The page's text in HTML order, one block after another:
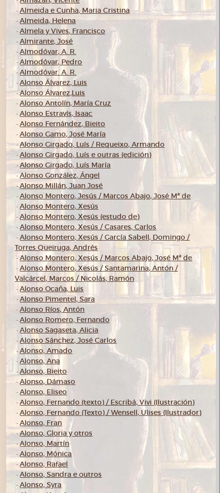
-Almeida e Cunha, Maria Cristina
-Almeida, Helena
-Almela y Vives, Francisco
-Almirante, José
-Almodóvar, A. R.
-Almodóvar, Pedro
-Almodóvar. A. R.
-Alonso Álvarez, Luis
-Alonso Álvarez,Luis
-Alonso Antolín, María Cruz
-Alonso Estravís, Isaac
-Alonso Fernández, Bieito
-Alonso Gamo, José María
-Alonso Girgado, Luís / Requeixo, Armando
-Alonso Girgado, Luís e outras (edición)
-Alonso Girgado, Luís María
-Alonso González, Ángel
-Alonso Millán, Juan José
-Alonso Montero, Jesús / Marcos Abajo, José Mª de
-Alonso Montero, Xesús
-Alonso Montero, Xesús (estudo de)
-Alonso Montero, Xesús / Casares, Carlos
-Alonso Montero, Xesús / García Sabell, Domingo /
Torres Queiruga, Andrés
-Alonso Montero, Xesús / Marcos Abajo, José Mª de
-Alonso Montero, Xesús / Santamarina, Antón /
Valcárcel, Marcos / Nicolás, Ramón
-Alonso Ocaña, Luis
-Alonso Pimentel, Sara
-Alonso Ríos, Antón
-Alonso Romero, Fernando
-Alonso Sagaseta, Alicia
-Alonso Sánchez, José Carlos
-Alonso, Amado
-Alonso, Ana
-Alonso, Bieito
-Alonso, Dámaso
-Alonso, Eliseo
-Alonso, Fernando (texto) / Escribá, Vivi (Ilustración)
-Alonso, Fernando (Texto) / Wensell, Ulises (Ilustrador)
-Alonso, Fran
-Alonso, Gloria y otros
-Alonso, Martín
-Alonso, Mónica
-Alonso, Rafael
-Alonso, Sandra e outros
-Alonso, Syra